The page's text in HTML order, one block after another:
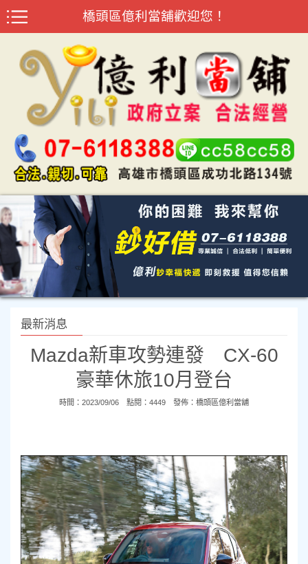
橋頭區億利當舖歡迎您！
最新消息
Mazda新車攻勢連發 CX-60
豪華休旅10月登台
時間：2023/09/06 點閱：4449 發佈： 橋頭區億利當舖